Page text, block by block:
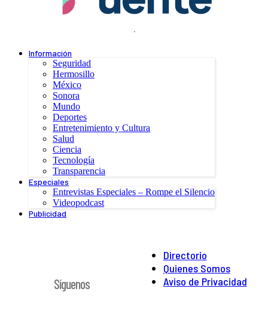
.
Información
Seguridad
Hermosillo
México
Sonora
Mundo
Deportes
Entretenimiento y Cultura
Salud
Ciencia
Tecnología
Transparencia
Especiales
Entrevistas Especiales – Rompe el Silencio
Videopodcast
Publicidad
Directorio
Quienes Somos
Aviso de Privacidad
Síguenos